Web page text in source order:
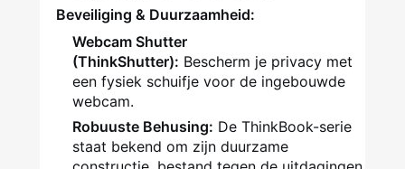
Beveiliging & Duurzaamheid:
Webcam Shutter
(ThinkShutter): Bescherm je privacy met
een fysiek schuifje voor de ingebouwde
webcam.
Robuuste Behusing: De ThinkBook-serie
staat bekend om zijn duurzame